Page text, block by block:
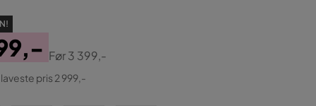
Før3 399,-
pris 2 999,-